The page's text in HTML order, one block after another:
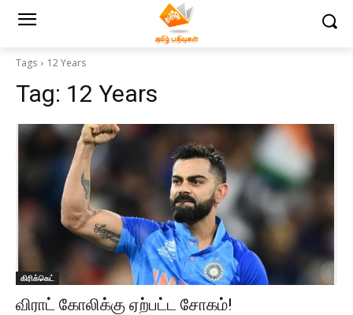
Tags 12 Years
Tag: 12 Years
கிரிக்கெட்
விராட் கோலிக்கு ஏற்பட்ட சோகம்!